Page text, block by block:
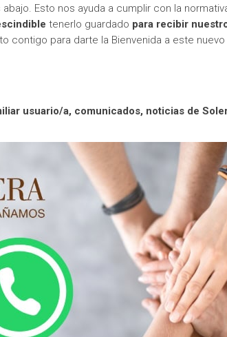
Esto nos ayuda a cumplir con la
tenerlo guardado para recibir
contigo para darte la Bienvenida a este
usuario/a, comunicados, noticias de